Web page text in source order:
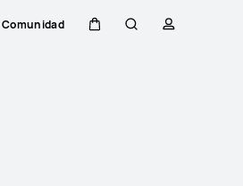
Comunidad